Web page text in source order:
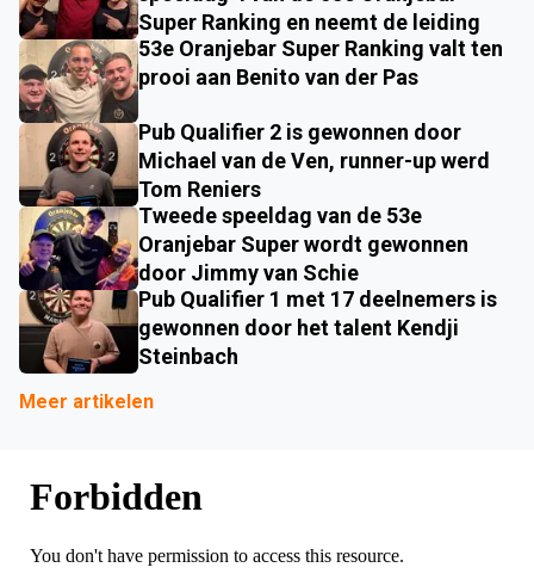
Super Ranking en neemt de leiding
53e Oranjebar Super Ranking valt ten
prooi aan Benito van der Pas
Pub Qualifier 2 is gewonnen door
Michael van de Ven, runner-up werd
Tom Reniers
Tweede speeldag van de 53e
Oranjebar Super wordt gewonnen
door Jimmy van Schie
Pub Qualifier 1 met 17 deelnemers is
gewonnen door het talent Kendji
Steinbach
Meer artikelen